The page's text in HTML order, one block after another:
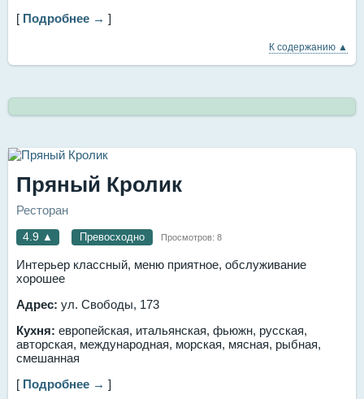
[ Подробнее → ]
К содержанию ▲
Пряный Кролик
Ресторан
4.9 ▲ Превосходно Просмотров: 8
Интерьер классный, меню приятное, обслуживание
хорошее
Адрес: ул. Свободы, 173
Кухня: европейская, итальянская, фьюжн, русская,
авторская, международная, морская, мясная, рыбная,
смешанная
[ Подробнее → ]